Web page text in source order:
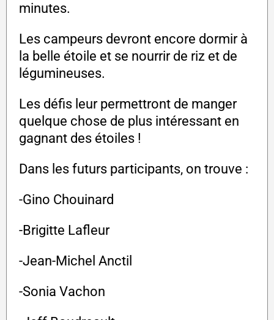
minutes.
Les campeurs devront encore dormir à
la belle étoile et se nourrir de riz et de
légumineuses.
Les défis leur permettront de manger
quelque chose de plus intéressant en
gagnant des étoiles !
Dans les futurs participants, on trouve :
-Gino Chouinard
-Brigitte Lafleur
-Jean-Michel Anctil
-Sonia Vachon